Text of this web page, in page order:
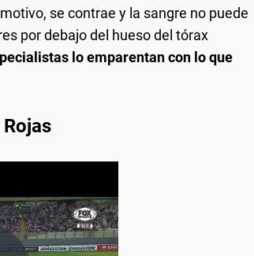
se contrae y la sangre no puede
por debajo del hueso del tórax
lo emparentan con lo que